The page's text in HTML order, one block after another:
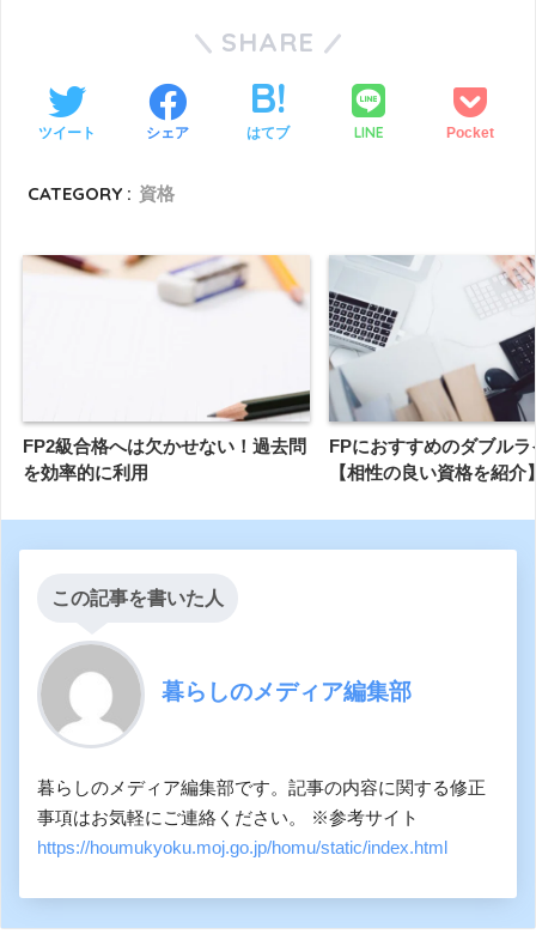
SHARE
ツイート シェア はてブ LINE Pocket
CATEGORY : 資格
FP2級合格へは欠かせない！過去問
を効率的に利用
FPにおすすめのダブル
【相性の良い資格を紹介
この記事を書いた人
暮らしのメディア編集部
暮らしのメディア編集部です。記事の内容に関する修正
事項はお気軽にご連絡ください。 ※参考サイト
https://houmukyoku.moj.go.jp/homu/static/index.html